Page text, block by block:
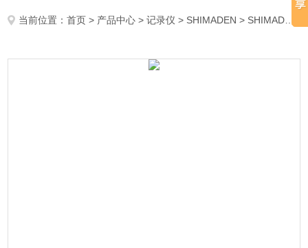
当前位置：首页 > 产品中心 >记录仪 > SHIMADEN > SHIMADEN混合式记录仪SR102